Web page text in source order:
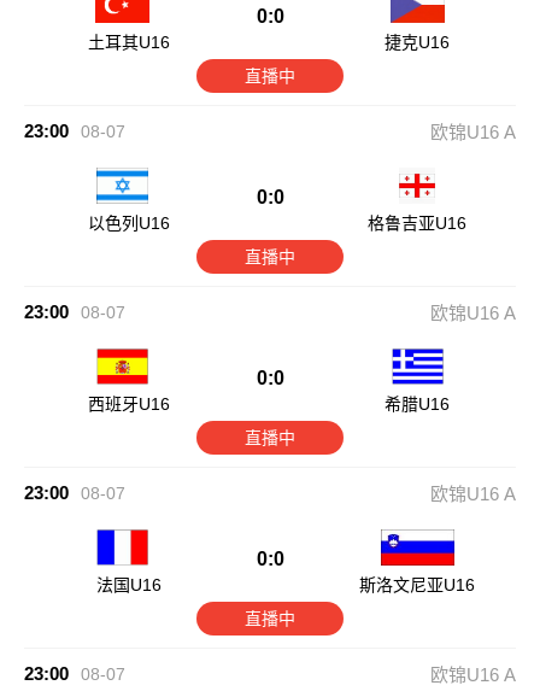
土耳其U16
0:0
捷克U16
直播中
23:00 08-07 欧锦U16 A
以色列U16
0:0
格鲁吉亚U16
直播中
23:00 08-07 欧锦U16 A
西班牙U16
0:0
希腊U16
直播中
23:00 08-07 欧锦U16 A
法国U16
0:0
斯洛文尼亚U16
直播中
23:00 08-07 欧锦U16 A